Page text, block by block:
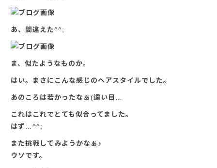
あ、間違えた^^;
ま、似たようなものか。
はい。まさにこんな感じのヘアスタイルでした。
あのころは若かったなぁ(遠い目…
これはこれでとても似合ってました。
はず…^^;
また挑戦してみようかなぁ♪
ウソです。